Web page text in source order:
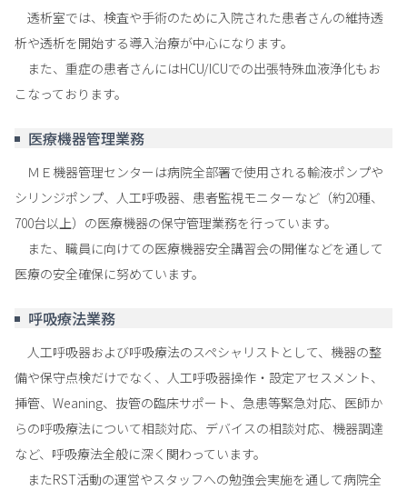
透析室では、検査や手術のために入院された患者さんの維持透
析や透析を開始する導入治療が中心になります。
また、重症の患者さんにはHCU/ICUでの出張特殊血液浄化もお
こなっております。
医療機器管理業務
ＭＥ機器管理センターは病院全部署で使用される輸液ポンプや
シリンジポンプ、人工呼吸器、患者監視モニターなど（約20種、
700台以上）の医療機器の保守管理業務を行っています。
また、職員に向けての医療機器安全講習会の開催などを通して
医療の安全確保に努めています。
呼吸療法業務
人工呼吸器および呼吸療法のスペシャリストとして、機器の整
備や保守点検だけでなく、人工呼吸器操作・設定アセスメント、
挿管、Weaning、抜管の臨床サポート、急患等緊急対応、医師か
らの呼吸療法について相談対応、デバイスの相談対応、機器調達
など、呼吸療法全般に深く関わっています。
またRST活動の運営やスタッフへの勉強会実施を通して病院全